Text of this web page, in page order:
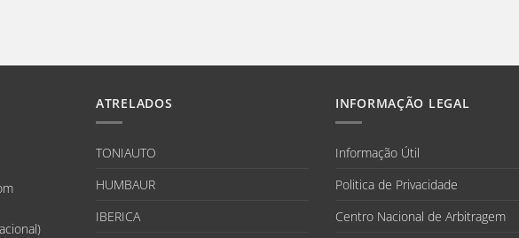
ATRELADOS
TONIAUTO
HUMBAUR
IBERICA
INFORMAÇÃO LEGAL
Informação Útil
Politica de Privacidade
Centro Nacional de Arbitragem